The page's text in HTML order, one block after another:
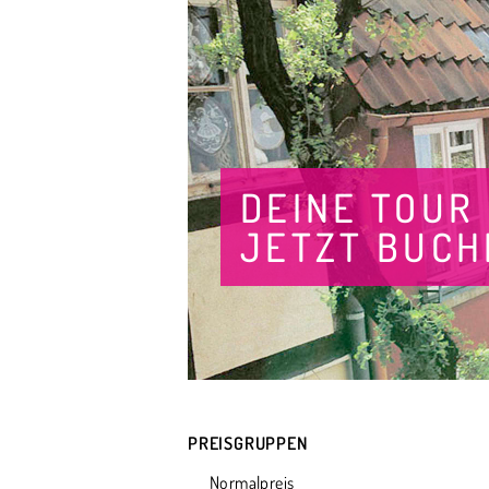
DEINE TOUR
JETZT
PREISGRUPPEN
Normalpreis